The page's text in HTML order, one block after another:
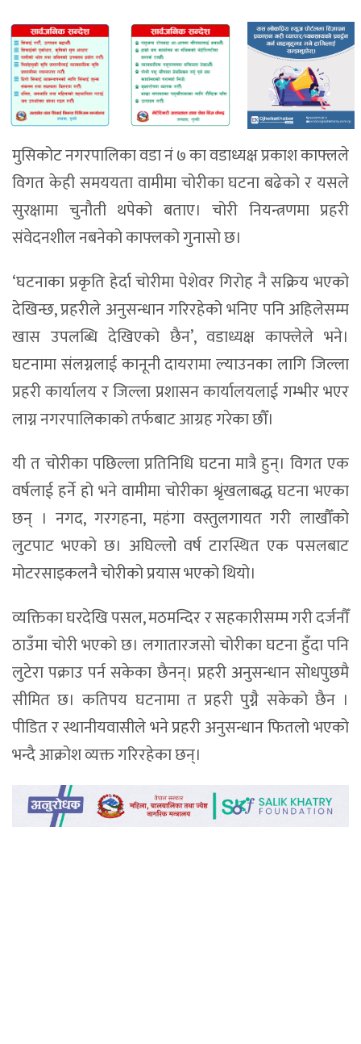
मुसिकोट नगरपालिका वडा नं ७ का वडाध्यक्ष प्रकाश काफ्लले
विगत केही समययता वामीमा चोरीका घटना बढेको र यसले
सुरक्षामा चुनौती थपेको बताए। चोरी नियन्त्रणमा प्रहरी
संवेदनशील नबनेको काफ्लको गुनासो छ।
‘घटनाका प्रकृति हेर्दा चोरीमा पेशेवर गिरोह नै सक्रिय भएको
देखिन्छ, प्रहरीले अनुसन्धान गरिरहेको भनिए पनि अहिलेसम्म
खास उपलब्धि देखिएको छैन’, वडाध्यक्ष काफ्लेले भने।
घटनामा संलग्नलाई कानूनी दायरामा ल्याउनका लागि जिल्ला
प्रहरी कार्यालय र जिल्ला प्रशासन कार्यालयलाई गम्भीर भएर
लाग्न नगरपालिकाको तर्फबाट आग्रह गरेका छौँ।
यी त चोरीका पछिल्ला प्रतिनिधि घटना मात्रै हुन्। विगत एक
वर्षलाई हर्ने हो भने वामीमा चोरीका श्रृंखलाबद्ध घटना भएका
छन् । नगद, गरगहना, महंगा वस्तुलगायत गरी लाखौँको
लुटपाट भएको छ। अघिल्लोे वर्ष टारस्थित एक पसलबाट
मोटरसाइकलनै चोरीको प्रयास भएको थियो।
व्यक्तिका घरदेखि पसल, मठमन्दिर र सहकारीसम्म गरी दर्जनौँ
ठाउँमा चोरी भएको छ। लगातारजसो चोरीका घटना हुँदा पनि
लुटेरा पक्राउ पर्न सकेका छैनन्। प्रहरी अनुसन्धान सोधपुछमै
सीमित छ। कतिपय घटनामा त प्रहरी पुग्नै सकेको छैन ।
पीडित र स्थानीयवासीले भने प्रहरी अनुसन्धान फितलो भएको
भन्दै आक्रोश व्यक्त गरिरहेका छन्।